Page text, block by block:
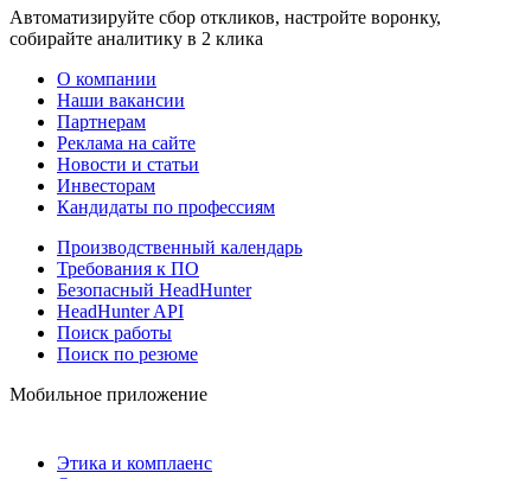
Автоматизируйте сбор откликов, настройте воронку,
собирайте аналитику в 2 клика
О компании
Наши вакансии
Партнерам
Реклама на сайте
Новости и статьи
Инвесторам
Кандидаты по профессиям
Производственный календарь
Требования к ПО
Безопасный HeadHunter
HeadHunter API
Поиск работы
Поиск по резюме
Мобильное приложение
Этика и комплаенс